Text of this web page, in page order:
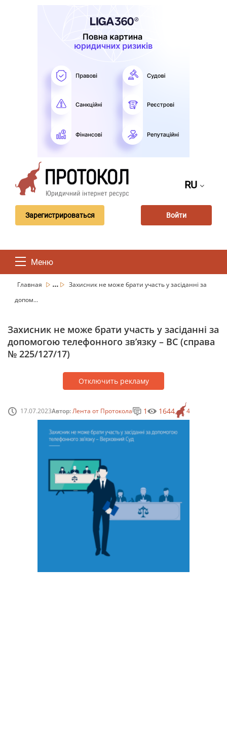
RU
Зарегистрироваться Войти
Меню
Главная ...
Захисник не може брати участь у засіданні за
допом...
Захисник не може брати участь у засіданні за
допомогою телефонного зв’язку – ВС (справа
№ 225/127/17)
Отключить рекламу
17.07.2023Автор:Лента от Протокола 4
1 1644